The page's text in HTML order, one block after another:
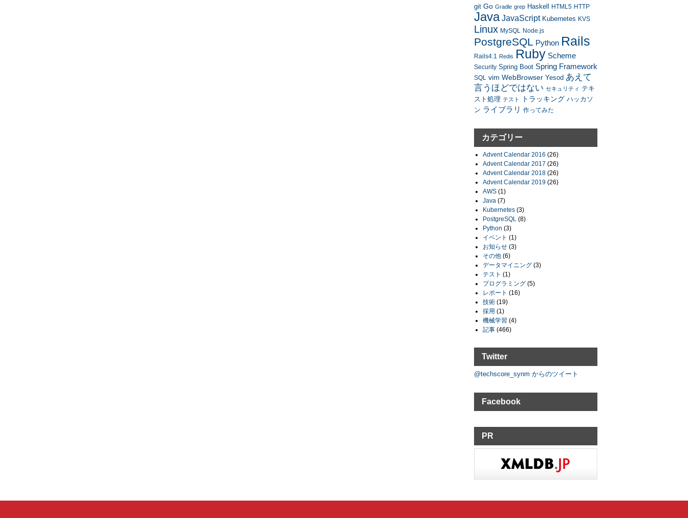
git Go Gradle grep Haskell HTML5 HTTP
Java JavaScript Kubernetes KVS
Linux MySQL Node.js
PostgreSQL Python Rails
Rails4.1 Redis Ruby Scheme
Security Spring Boot Spring Framework
SQL vim WebBrowser Yesod あえて
言うほどではない セキュリティ テキ
スト処理 テスト トラッキング ハッカソ
ン ライブラリ 作ってみた
カテゴリー
Advent Calendar 2016 (26)
Advent Calendar 2017 (26)
Advent Calendar 2018 (26)
Advent Calendar 2019 (26)
AWS (1)
Java (7)
Kubernetes (3)
PostgreSQL (8)
Python (3)
イベント (1)
お知らせ (3)
その他 (6)
データマイニング (3)
テスト (1)
プログラミング (5)
レポート (16)
技術 (19)
採用 (1)
機械学習 (4)
記事 (466)
Twitter
@techscore_synm からのツイート
Facebook
PR